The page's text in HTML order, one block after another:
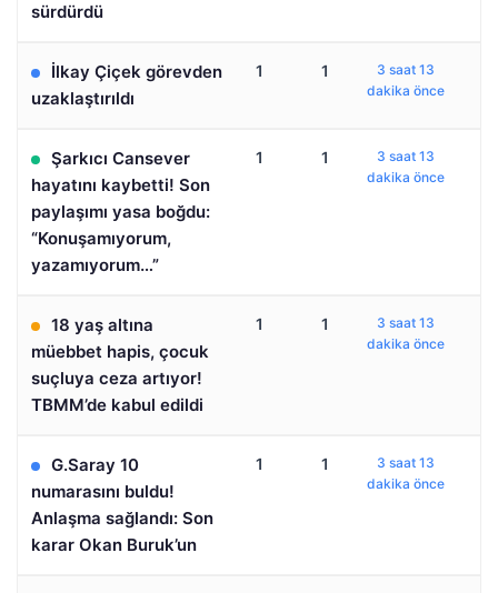
sürdürdü
İlkay Çiçek görevden
uzaklaştırıldı
1 1
3 saat 13
dakika önce
Şarkıcı Cansever
hayatını kaybetti! Son
paylaşımı yasa boğdu:
“Konuşamıyorum,
yazamıyorum…”
1 1
3 saat 13
dakika önce
18 yaş altına
müebbet hapis, çocuk
suçluya ceza artıyor!
TBMM’de kabul edildi
1 1
3 saat 13
dakika önce
G.Saray 10
numarasını buldu!
Anlaşma sağlandı: Son
karar Okan Buruk’un
1 1
3 saat 13
dakika önce